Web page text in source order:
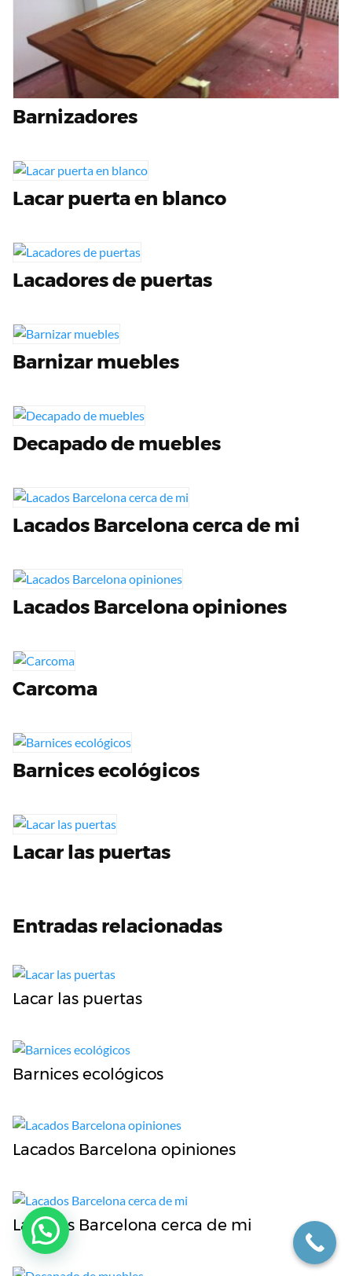
Barnizadores
Lacar puerta en blanco
Lacadores de puertas
Barnizar muebles
Decapado de muebles
Lacados Barcelona cerca de mi
Lacados Barcelona opiniones
Carcoma
Barnices ecológicos
Lacar las puertas
Entradas relacionadas
Lacar las puertas
Barnices ecológicos
Lacados Barcelona opiniones
Lacados Barcelona cerca de mi